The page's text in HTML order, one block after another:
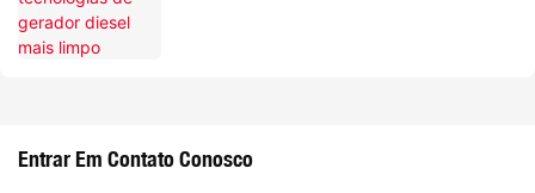
Entrar Em Contato Conosco